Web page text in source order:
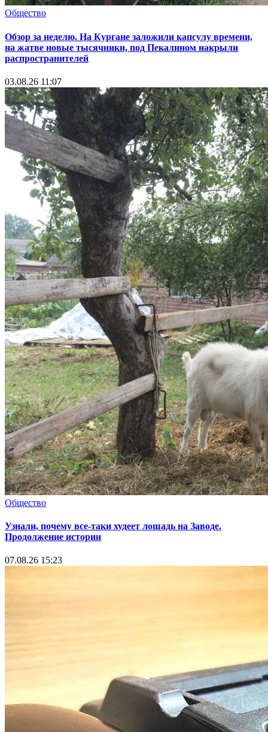
Общество
Обзор за неделю. На Кургане заложили капсулу времени,
на жатве новые тысячники, под Пекалином накрыли
распространителей
03.08.26 11:07
Общество
Узнали, почему все-таки худеет лошадь на Заводе.
Продолжение истории
07.08.26 15:23